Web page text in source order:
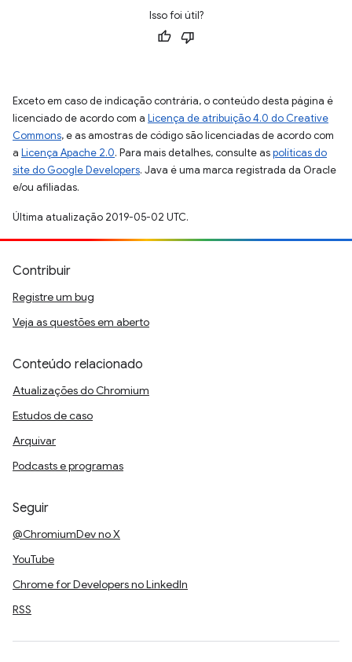
Isso foi útil?
Exceto em caso de indicação contrária, o conteúdo desta página é
licenciado de acordo com a Licença de atribuição 4.0 do Creative
Commons, e as amostras de código são licenciadas de acordo com
a Licença Apache 2.0. Para mais detalhes, consulte aspolíticas do
site do Google Developers. Java é uma marca registrada da Oracle
e/ou afiliadas.
Última atualização 2019-05-02 UTC.
Contribuir
Registre um bug
Veja as questões em aberto
Conteúdo relacionado
Atualizações do Chromium
Estudos de caso
Arquivar
Podcasts e programas
Seguir
@ChromiumDev no X
YouTube
Chrome for Developers no LinkedIn
RSS